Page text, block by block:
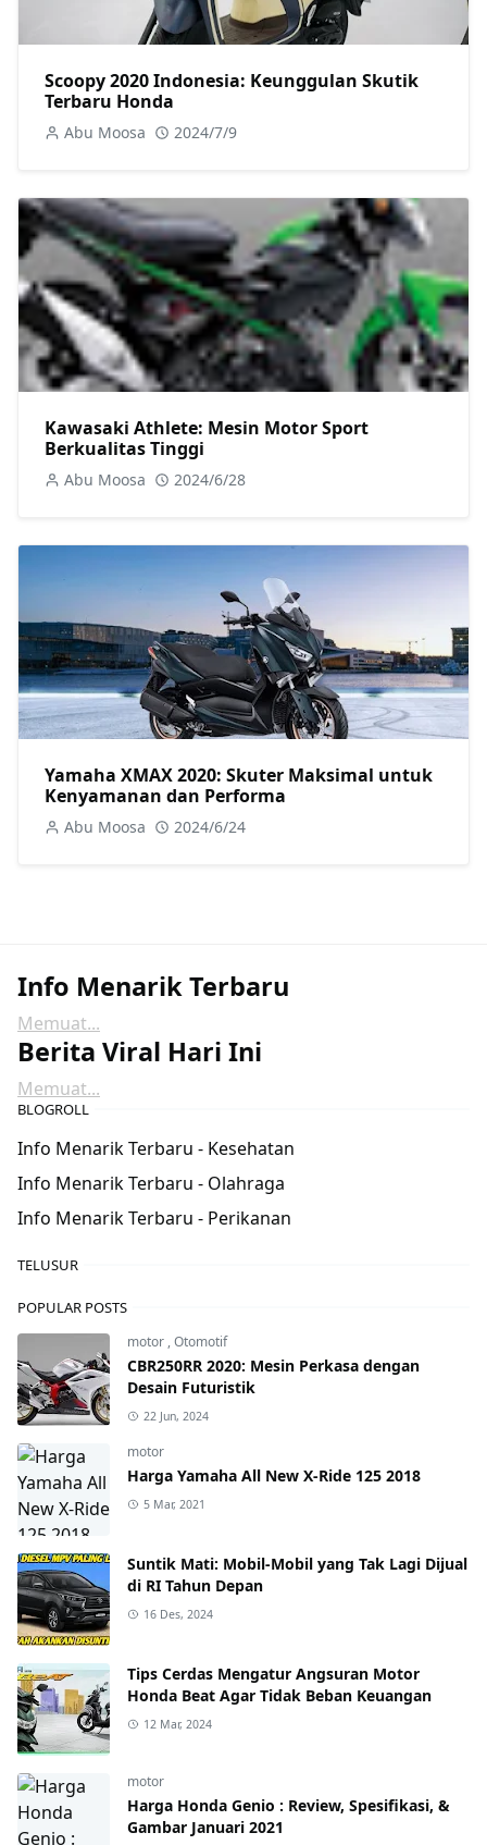
Scoopy 2020 Indonesia: Keunggulan Skutik
Terbaru Honda
Abu Moosa 2024/7/9
Kawasaki Athlete: Mesin Motor Sport
Berkualitas Tinggi
Abu Moosa 2024/6/28
Yamaha XMAX 2020: Skuter Maksimal untuk
Kenyamanan dan Performa
Abu Moosa 2024/6/24
Info Menarik Terbaru
Memuat...
Berita Viral Hari Ini
Memuat...
BLOGROLL
Info Menarik Terbaru - Kesehatan
Info Menarik Terbaru - Olahraga
Info Menarik Terbaru - Perikanan
TELUSUR
POPULAR POSTS
motor ,Otomotif
CBR250RR 2020: Mesin Perkasa dengan
Desain Futuristik
22 Jun, 2024
motor
Harga Yamaha All New X-Ride 125 2018
5 Mar, 2021
Suntik Mati: Mobil-Mobil yang Tak Lagi Dijual
di RI Tahun Depan
16 Des, 2024
Tips Cerdas Mengatur Angsuran Motor
Honda Beat Agar Tidak Beban Keuangan
12 Mar, 2024
motor
Harga Honda Genio : Review, Spesifikasi, &
Gambar Januari 2021